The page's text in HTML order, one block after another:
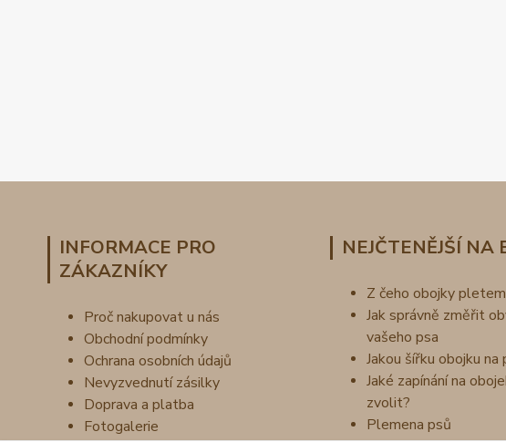
INFORMACE PRO
ZÁKAZNÍKY
Proč nakupovat u nás
Obchodní podmínky
Ochrana osobních údajů
Nevyzvednutí zásilky
Doprava a platba
Fotogalerie
NEJČTENĚJŠÍ NA
Z čeho obojky
Jak správně změřit
vašeho psa
Jakou šířku obojku na
Jaké zapínání na
zvolit?
Plemena psů